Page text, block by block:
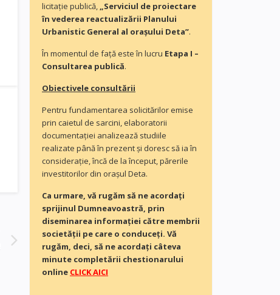
licitație publică, „Serviciul de proiectare
în vederea reactualizării Planului
Urbanistic General al orașului Deta”.
În momentul de faţă este în lucru Etapa I –
Consultarea publică.
Obiectivele consultării
Pentru fundamentarea solicitărilor emise
prin caietul de sarcini, elaboratorii
documentaţiei analizează studiile
realizate până în prezent și doresc să ia în
consideraţie, încă de la început, părerile
investitorilor din orașul Deta.
Ca urmare, vă rugăm să ne acordaţi
sprijinul Dumneavoastră, prin
diseminarea informației către membrii
societății pe care o conduceți. Vă
rugăm, deci, să ne acordați câteva
minute completării chestionarului
online CLICK AICI